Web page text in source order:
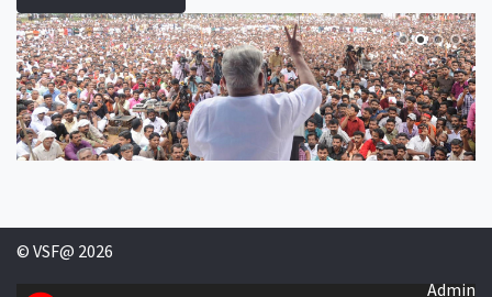
© VSF@ 2026
Admin